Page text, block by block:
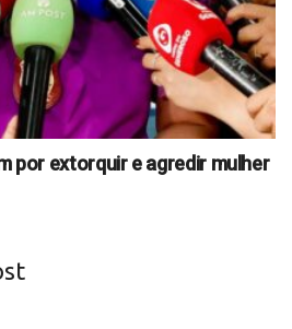
por extorquir e agredir mulher